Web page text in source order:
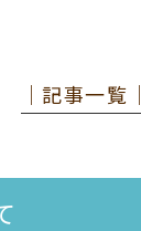
│記事一覧│